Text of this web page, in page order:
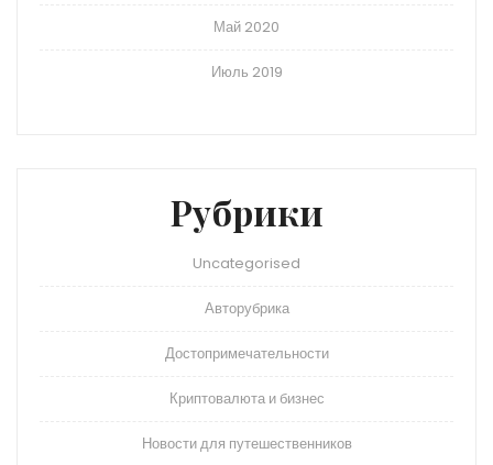
Май 2020
Июль 2019
Рубрики
Uncategorised
Авторубрика
Достопримечательности
Криптовалюта и бизнес
Новости для путешественников